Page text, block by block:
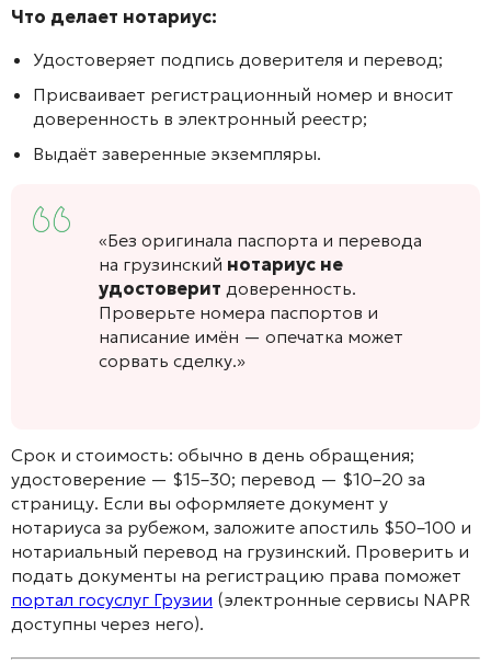
Что делает нотариус:
Удостоверяет подпись доверителя и перевод;
Присваивает регистрационный номер и вносит
доверенность в электронный реестр;
Выдаёт заверенные экземпляры.
«Без оригинала паспорта и перевода
на грузинский нотариус не
удостоверит доверенность.
Проверьте номера паспортов и
написание имён — опечатка может
сорвать сделку.»
Срок и стоимость: обычно в день обращения;
удостоверение — $15–30; перевод — $10–20 за
страницу. Если вы оформляете документ у
нотариуса за рубежом, заложите апостиль $50–100 и
нотариальный перевод на грузинский. Проверить и
подать документы на регистрацию права поможет
портал госуслуг Грузии (электронные сервисы NAPR
доступны через него).